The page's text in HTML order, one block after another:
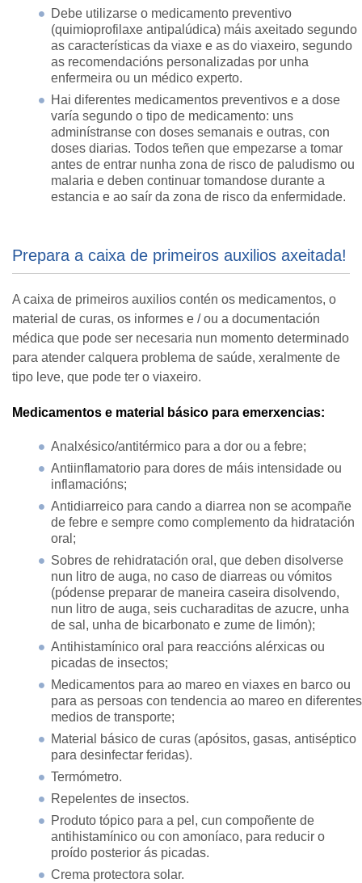
Debe utilizarse o medicamento preventivo
(quimioprofilaxe antipalúdica) máis axeitado segundo
as características da viaxe e as do viaxeiro, segundo
as recomendacións personalizadas por unha
enfermeira ou un médico experto.
Hai diferentes medicamentos preventivos e a dose
varía segundo o tipo de medicamento: uns
adminístranse con doses semanais e outras, con
doses diarias. Todos teñen que empezarse a tomar
antes de entrar nunha zona de risco de paludismo ou
malaria e deben continuar tomandose durante a
estancia e ao saír da zona de risco da enfermidade.
Prepara a caixa de primeiros auxilios axeitada!
A caixa de primeiros auxilios contén os medicamentos, o
material de curas, os informes e / ou a documentación
médica que pode ser necesaria nun momento determinado
para atender calquera problema de saúde, xeralmente de
tipo leve, que pode ter o viaxeiro.
Medicamentos e material básico para emerxencias:
Analxésico/antitérmico para a dor ou a febre;
Antiinflamatorio para dores de máis intensidade ou
inflamacións;
Antidiarreico para cando a diarrea non se acompañe
de febre e sempre como complemento da hidratación
oral;
Sobres de rehidratación oral, que deben disolverse
nun litro de auga, no caso de diarreas ou vómitos
(pódense preparar de maneira caseira disolvendo,
nun litro de auga, seis cucharaditas de azucre, unha
de sal, unha de bicarbonato e zume de limón);
Antihistamínico oral para reaccións alérxicas ou
picadas de insectos;
Medicamentos para ao mareo en viaxes en barco ou
para as persoas con tendencia ao mareo en diferentes
medios de transporte;
Material básico de curas (apósitos, gasas, antiséptico
para desinfectar feridas).
Termómetro.
Repelentes de insectos.
Produto tópico para a pel, cun compoñente de
antihistamínico ou con amoníaco, para reducir o
proído posterior ás picadas.
Crema protectora solar.